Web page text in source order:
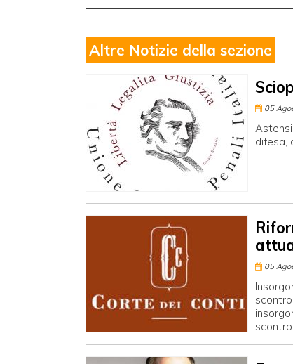
Altre Notizie della sezione
05
difesa,
05